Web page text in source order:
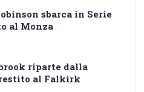
sbarca in Serie
al Monza
riparte dalla
al Falkirk